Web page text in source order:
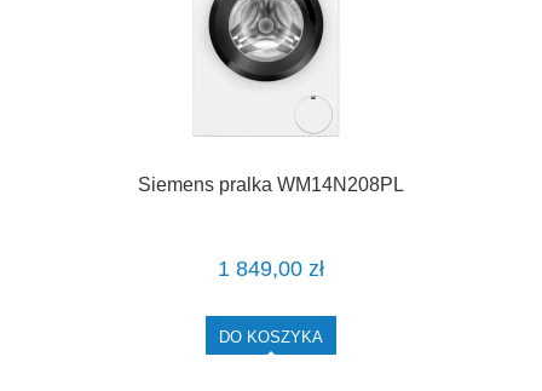
Siemens pralka WM14N208PL
1 849,00 zł
DO KOSZYKA